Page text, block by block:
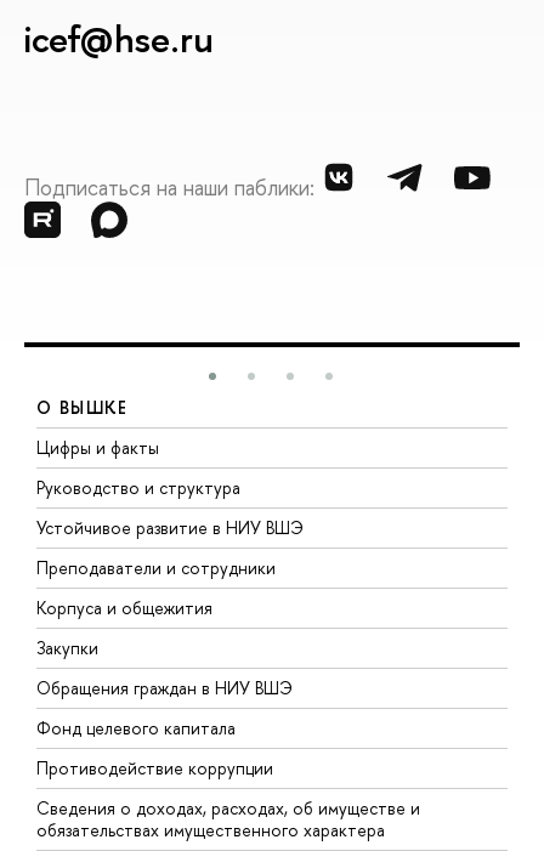
icef@hse.ru
Подписаться на наши паблики:
О ВЫШКЕ
Цифры и факты
Руководство и структура
Устойчивое развитие в НИУ ВШЭ
Преподаватели и сотрудники
Корпуса и общежития
Закупки
Обращения граждан в НИУ ВШЭ
Фонд целевого капитала
Противодействие коррупции
Сведения о доходах, расходах, об имуществе и
обязательствах имущественного характера